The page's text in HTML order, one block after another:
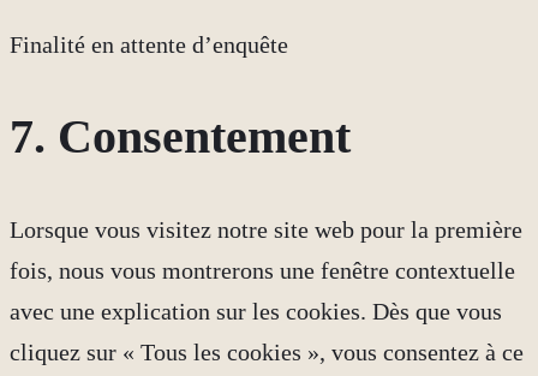
analytics
Finalité en attente d’enquête
to
divers
7. Consentement
Lorsque vous visitez notre site web pour la première
fois, nous vous montrerons une fenêtre contextuelle
avec une explication sur les cookies. Dès que vous
cliquez sur « Tous les cookies », vous consentez à ce